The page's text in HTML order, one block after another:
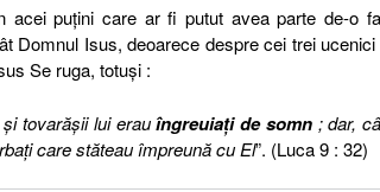
acei puțini care ar fi putut avea parte de-o
Domnul Isus, deoarece despre cei trei
Se ruga, totuși :
şi tovarăşii lui erauîngreuiaţi de somn; dar,
care stăteau împreună cu El”. (Luca 9 : 32)